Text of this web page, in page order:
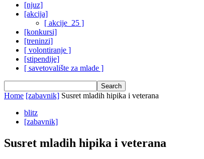
[njuz]
[akcija]
[ akcije_25 ]
[konkursi]
[treninzi]
[ volontiranje ]
[stipendije]
[ savetovalište za mlade ]
Home [zabavnik] Susret mladih hipika i veterana
blitz
[zabavnik]
Susret mladih hipika i veterana